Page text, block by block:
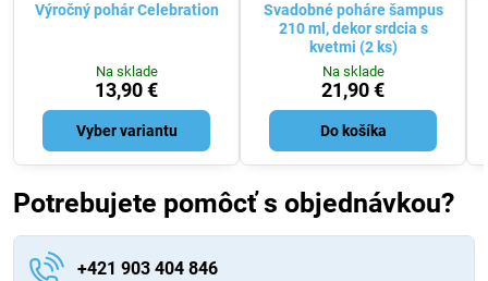
Výročný pohár Celebration
Na sklade
13,90 €
Vyber variantu
Svadobné poháre šampus
210 ml, dekor srdcia s
kvetmi (2 ks)
Na sklade
21,90 €
Do košíka
Potrebujete pomôcť s objednávkou?
+421 903 404 846